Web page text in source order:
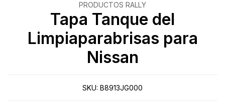
PRODUCTOS RALLY
Tapa Tanque del
Limpiaparabrisas para
Nissan
SKU: B8913JG000